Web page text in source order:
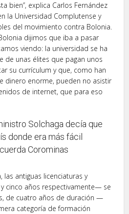
bien”, explica Carlos Fernández
la Universidad Complutense y
del movimiento contra Bolonia.
dijimos que iba a pasar
viendo: la universidad se ha
de unas élites que pagan unos
su currículum y que, como han
dinero enorme, pueden no asistir
de internet, que para eso
Solchaga decía que
donde era más fácil
Corominas
las antiguas licenciaturas y
cinco años respectivamente— se
de cuatro años de duración —
categoría de formación